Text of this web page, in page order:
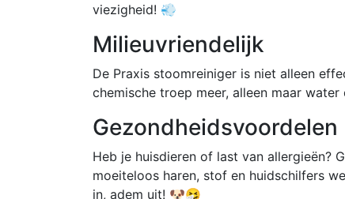
viezigheid! 💨
Milieuvriendelijk
De Praxis stoomreiniger is niet alleen
chemische troep meer, alleen maar
Gezondheidsvoordelen
Heb je huisdieren of last van allergieën?
moeiteloos haren, stof en huidschilfers
in, adem uit! 🐶🤧